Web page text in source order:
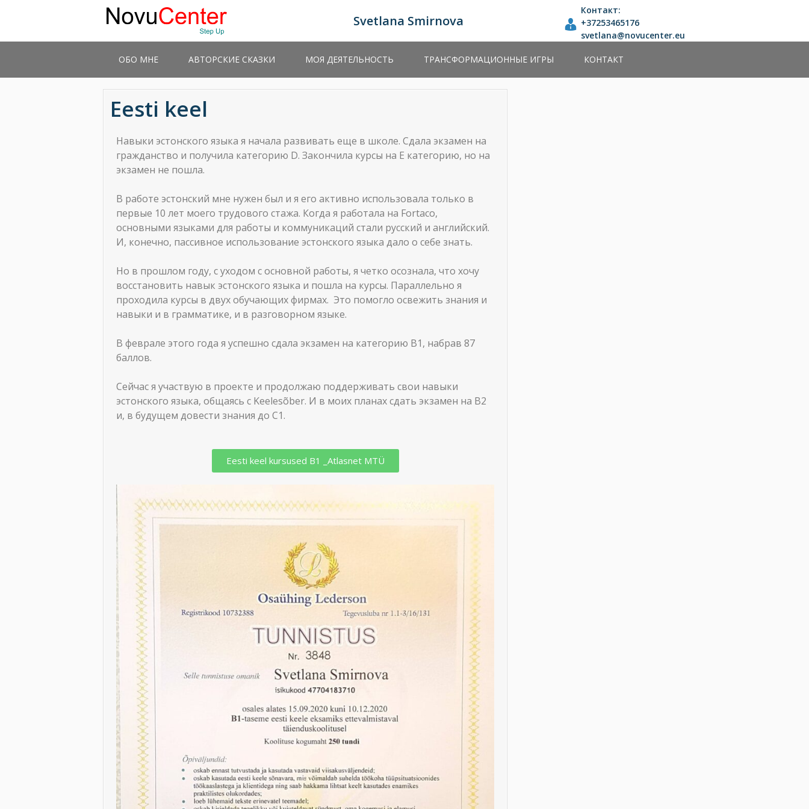
Svetlana Smirnova
Контакт:
+37253465176
svetlana@novucenter.eu
ОБО МНЕ АВТОРСКИЕ СКАЗКИ МОЯ ДЕЯТЕЛЬНОСТЬ ТРАНСФОРМАЦИОННЫЕ ИГРЫ КОНТАКТ
Eesti keel
Навыки эстонского языка я начала развивать еще в школе. Сдала экзамен на
гражданство и получила категорию D. Закончила курсы на Е категорию, но на
экзамен не пошла.
В работе эстонский мне нужен был и я его активно использовала только в
первые 10 лет моего трудового стажа. Когда я работала на Fortaco,
основными языками для работы и коммуникаций стали русский и английский.
И, конечно, пассивное использование эстонского языка дало о себе знать.
Но в прошлом году, с уходом с основной работы, я четко осознала, что хочу
восстановить навык эстонского языка и пошла на курсы. Параллельно я
проходила курсы в двух обучающих фирмах. Это помогло освежить знания и
навыки и в грамматике, и в разговорном языке.
В феврале этого года я успешно сдала экзамен на категорию В1, набрав 87
баллов.
Сейчас я участвую в проекте и продолжаю поддерживать свои навыки
эстонского языка, общаясь с Keelesõber. И в моих планах сдать экзамен на В2
и, в будущем довести знания до С1.
Eesti keel kursused B1 _Atlasnet MTÜ